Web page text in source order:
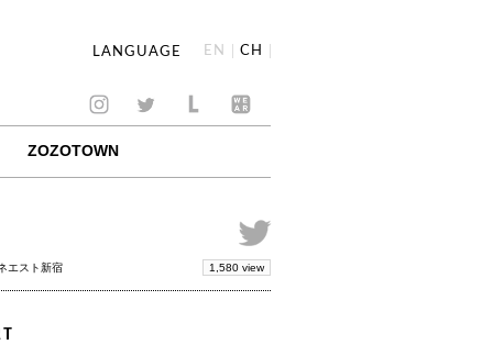
LANGUAGE EN CH
ZOZOTOWN
エスト新宿 1,580 view